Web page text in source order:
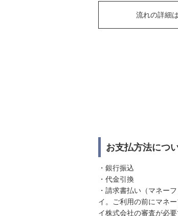
流れの詳細
お支払方法につ
・銀行振込
・代金引換
・請求書払い（マネー
イ。ご利用の前にマネ
イ株式会社の審査が必要